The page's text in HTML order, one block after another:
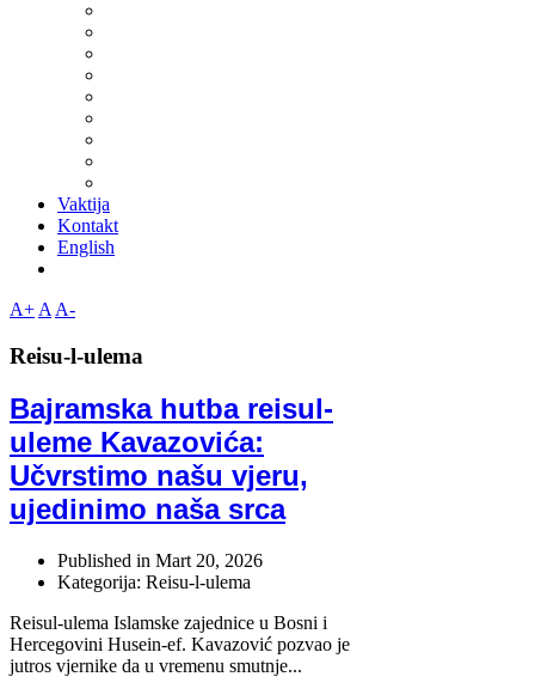
Vaktija
Kontakt
English
A+ A A-
Reisu-l-ulema
Bajramska hutba reisul-
uleme Kavazovića:
Učvrstimo našu vjeru,
ujedinimo naša srca
Published in Mart 20, 2026
Kategorija: Reisu-l-ulema
Reisul-ulema Islamske zajednice u Bosni i
Hercegovini Husein-ef. Kavazović pozvao je
jutros vjernike da u vremenu smutnje...